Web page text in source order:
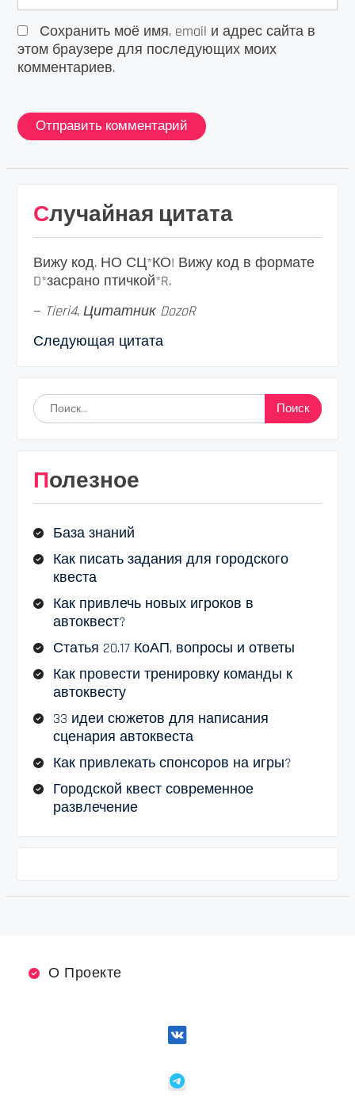
Сохранить моё имя, email и адрес сайта в
этом браузере для последующих моих
комментариев.
Случайная цитата
Вижу код. НО СЦ*КО! Вижу код в формате
D*засрано птичкой*R.
— Tieri4, Цитатник DozoR
Следующая цитата
Найти:
Полезное
База знаний
Как писать задания для городского
квеста
Как привлечь новых игроков в
автоквест?
Статья 20.17 КоАП, вопросы и ответы
Как провести тренировку команды к
автоквесту
33 идеи сюжетов для написания
сценария автоквеста
Как привлекать спонсоров на игры?
Городской квест современное
развлечение
О Проекте